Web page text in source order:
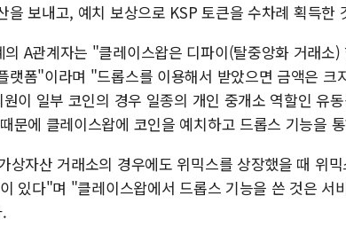
을 보내고, 예치 보상으로 KSP 토큰을 수차례 획득한
의 A관계자는 "클레이스왑은 디파이(탈중앙화 거래소
랫폼"이라며 "드롭스를 이용해서 받았으면 금액은 크
원이 일부 코인의 경우 일종의 개인 중개소 역할인
문에 클레이스왑에 코인을 예치하고 드롭스 기능을
상자산 거래소의 경우에도 위믹스를 상장했을 때 위
있다"며 "클레이스왑에서 드롭스 기능을 쓴 것은 서